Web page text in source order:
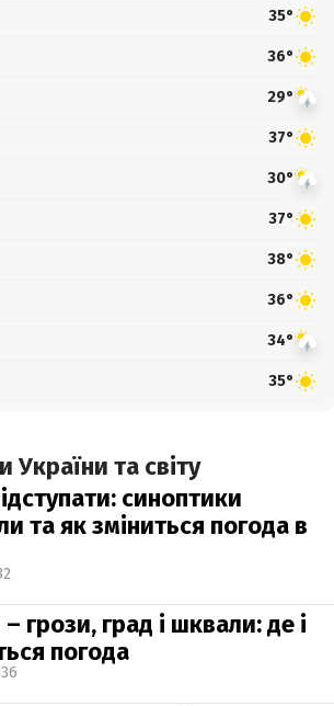
35°
36°
29°
37°
30°
37°
38°
36°
34°
35°
України та світу
синоптики
та як зміниться погода в
грози, град і шквали: де і
погода